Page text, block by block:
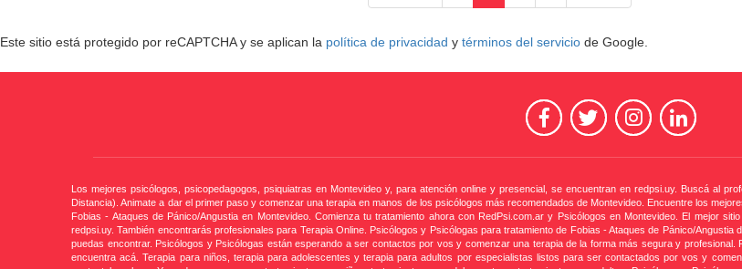
Este sitio está protegido por reCAPTCHA y se aplican la política de privacidad y términos del servicio de Google.
Los mejores psicólogos, psicopedagogos, psiquiatras en Montevideo y, para atención online y presencial, se encuentran en redpsi.uy. Buscá al
Distancia). Animate a dar el primer paso y comenzar una terapia en manos de los psicólogos más recomendados de Montevideo. Encuentre los
Fobias - Ataques de Pánico/Angustia en Montevideo. Comienza tu tratamiento ahora con RedPsi.com.ar y Psicólogos en Montevideo. El mejor
redpsi.uy. También encontrarás profesionales para Terapia Online. Psicólogos y Psicólogas para tratamiento de Fobias - Ataques de Pánico/
puedas encontrar. Psicólogos y Psicólogas están esperando a ser contactos por vos y comenzar una terapia de la forma más segura y
encuentra acá. Terapia para niños, terapia para adolescentes y terapia para adultos por especialistas listos para ser contactados por vos y